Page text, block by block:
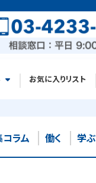
お気に入りリスト
ラム 働く 学ぶ